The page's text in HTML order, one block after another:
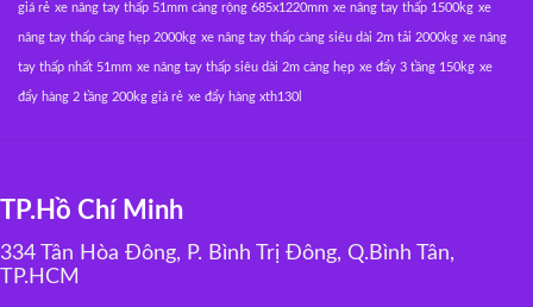
giá rẻ xe nâng tay thấp 51mm càng rộng 685x1220mm xe nâng tay thấp 1500kg xe
nâng tay thấp càng hẹp 2000kg xe nâng tay thấp càng siêu dài 2m tải 2000kg xe nâng
tay thấp nhất 51mm xe nâng tay thấp siêu dài 2m càng hẹp xe đẩy 3 tầng 150kg xe
đẩy hàng 2 tầng 200kg giá rẻ xe đẩy hàng xth130l
TP.Hồ Chí Minh
334 Tân Hòa Đông, P. Bình Trị Đông, Q.Bình Tân,
TP.HCM